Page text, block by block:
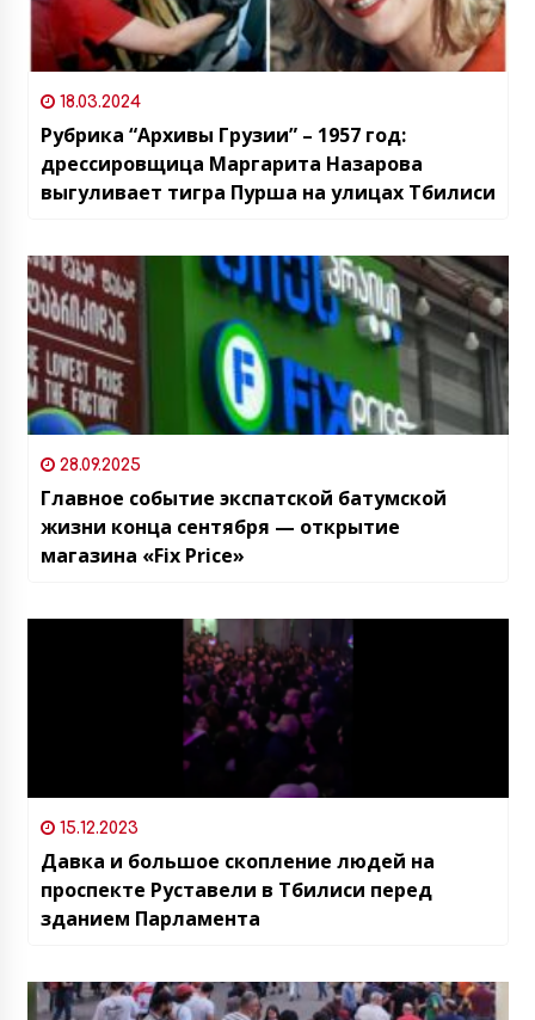
18.03.2024
Рубрика “Архивы Грузии” – 1957 год:
дрессировщица Маргарита Назарова
выгуливает тигра Пурша на улицах Тбилиси
28.09.2025
Главное событие экспатской батумской
жизни конца сентября — открытие
магазина «Fix Price»
15.12.2023
Давка и большое скопление людей на
проспекте Руставели в Тбилиси перед
зданием Парламента